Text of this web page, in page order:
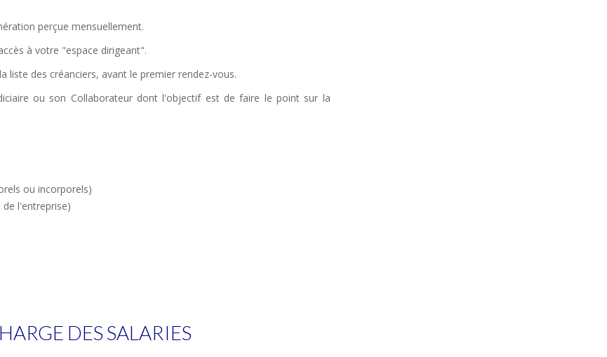
perçue mensuellement.
à votre "espace dirigeant".
des créanciers, avant le premier rendez-vous.
ou son Collaborateur dont l'objectif est de faire le point sur la
ou incorporels)
l'entreprise)
DES SALARIES